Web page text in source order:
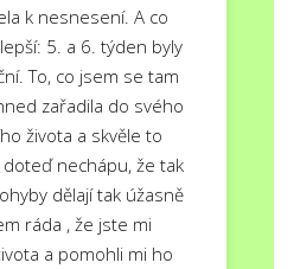
k nesnesení. A co
5. a 6. týden byly
To, co jsem se tam
zařadila do svého
života a skvěle to
nechápu, že tak
dělají tak úžasně
ráda , že jste mi
a pomohli mi ho